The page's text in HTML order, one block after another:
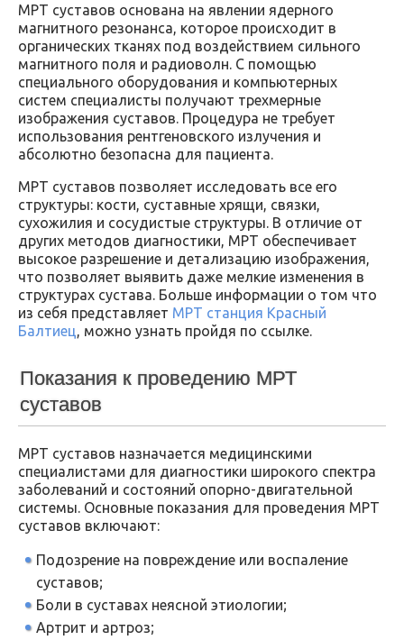
МРТ суставов основана на явлении ядерного
магнитного резонанса, которое происходит в
органических тканях под воздействием сильного
магнитного поля и радиоволн. С помощью
специального оборудования и компьютерных
систем специалисты получают трехмерные
изображения суставов. Процедура не требует
использования рентгеновского излучения и
абсолютно безопасна для пациента.
МРТ суставов позволяет исследовать все его
структуры: кости, суставные хрящи, связки,
сухожилия и сосудистые структуры. В отличие от
других методов диагностики, МРТ обеспечивает
высокое разрешение и детализацию изображения,
что позволяет выявить даже мелкие изменения в
структурах сустава. Больше информации о том что
из себя представляет МРТ станция Красный
Балтиец
, можно узнать пройдя по ссылке.
Показания к проведению МРТ
суставов
МРТ суставов назначается медицинскими
специалистами для диагностики широкого спектра
заболеваний и состояний опорно-двигательной
системы. Основные показания для проведения МРТ
суставов включают:
Подозрение на повреждение или воспаление
суставов;
Боли в суставах неясной этиологии;
Артрит и артроз;